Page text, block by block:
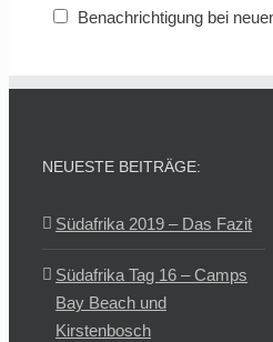
Benachrichtigung bei
NEUESTE BEITRÄGE:
Südafrika 2019 – Das Fazit
Südafrika Tag 16 – Camps
Bay Beach und
Kirstenbosch